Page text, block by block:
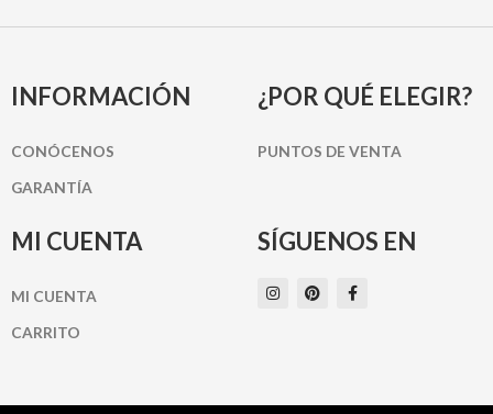
INFORMACIÓN
CONÓCENOS
GARANTÍA
¿POR QUÉ ELEGIR?
PUNTOS DE VENTA
MI CUENTA
MI CUENTA
CARRITO
SÍGUENOS EN
I
n
m
P
i
t
F
a
-